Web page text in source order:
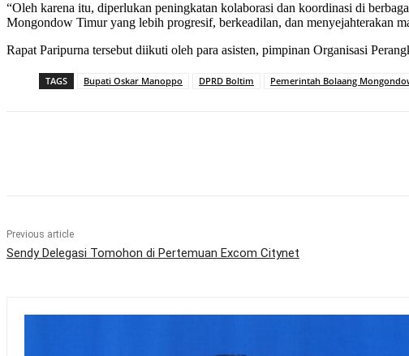
“Oleh karena itu, diperlukan peningkatan kolaborasi dan koordinasi di
Mongondow Timur yang lebih progresif, berkeadilan, dan menyejahterakan
Rapat Paripurna tersebut diikuti oleh para asisten, pimpinan Organisasi
TAGS Bupati Oskar Manoppo DPRD Boltim Pemerintah Bolaang
Previous article
Sendy Delegasi Tomohon di Pertemuan Excom Citynet